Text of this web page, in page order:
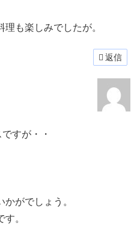
も楽しみでしたが。
返信
すが・・
がでしょう。
。